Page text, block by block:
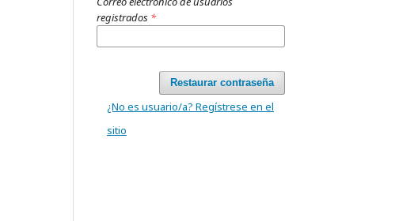
registrados *
Restaurar contraseña
¿No es usuario/a? Regístrese en el
sitio